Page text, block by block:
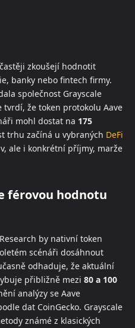
zkoušejí hodnotit
banky nebo fintech firmy.
společnost Grayscale
tvrdí, že token protokolu Aave
mohl dostat na 175
trhu začíná u vybraných DeFi
ale i konkrétní příjmy, marže
férovou hodnotu
by nativní token
scénáři dosáhnout
odhaduje, že aktuální
přibližně mezi 80 a 100
analýzy se Aave
dat CoinGecko. Grayscale
známé z klasických